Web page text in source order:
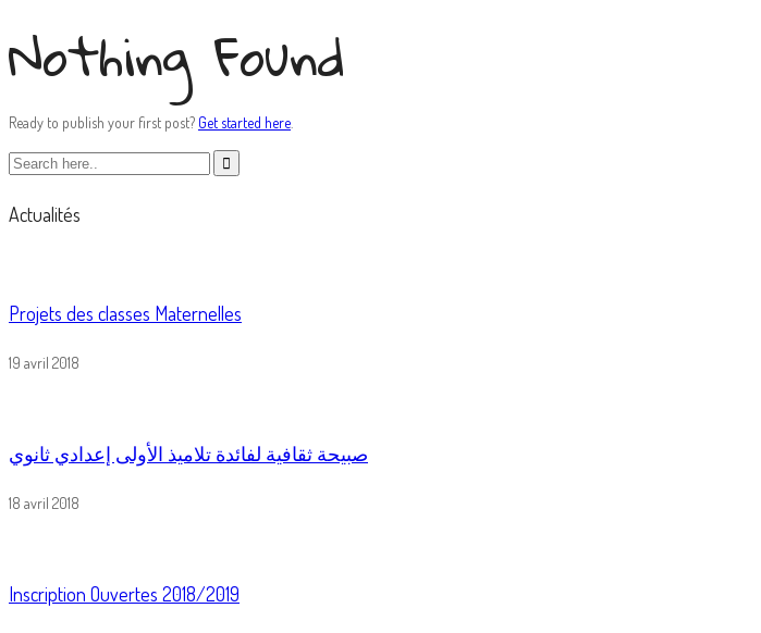
Nothing Found
Ready to publish your first post? Get started here
Actualités
Projets des classes Maternelles
19 avril 2018
صبيحة ثقافية لفائدة تلاميذ الأولى إعدادي ثانوي
18 avril 2018
Inscription Ouvertes 2018/2019